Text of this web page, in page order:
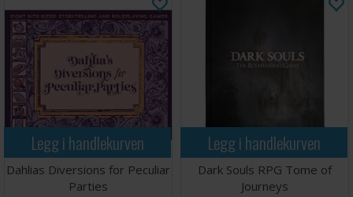
Legg i handlekurven
Dahlias Diversions for Peculiar
Parties
Legg i handlekurven
Dark Souls RPG Tome of
Journeys